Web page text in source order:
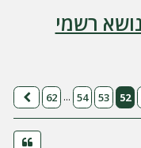
רשמי
52
53
54
…
62
הבא